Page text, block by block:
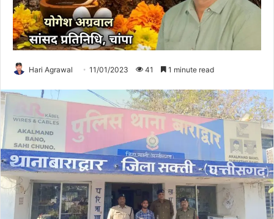
Hari Agrawal 11/01/2023 41 1 minute read